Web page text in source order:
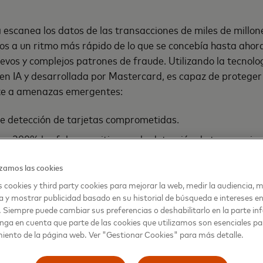
los datos de las transacciones de miles de
a un ritmo más rápido de lo que se concebía hasta
y complejos patrones de fraude. Utilizando la
IA y desarrollada por Mastercard, es capaz de
a amenazas emergentes:
detección de tarjetas comprometidas.
200% los falsos positivos en la detección de
comprometidas.
la velocidad de identificación de los comercios en
los estafadores.
mejoras, Mastercard avisa a los bancos con mayor
una tarjeta se haya visto comprometida. La tarjeta
emitirse. Los intentos de transacción con el producto
para mitigar el fraude y mejorar la
las cookies
cookies y third party cookies para mejorar la web, medir la audiencia,
y mostrar publicidad basado en su historial de búsqueda e intereses
Siempre puede cambiar sus preferencias o deshabilitarlo en la parte
en cuenta que parte de las cookies que utilizamos son esenciales
de la página web. Ver "Gestionar Cookies" para más detalle.